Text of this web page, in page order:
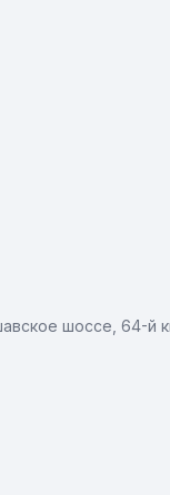
шоссе, 64-й